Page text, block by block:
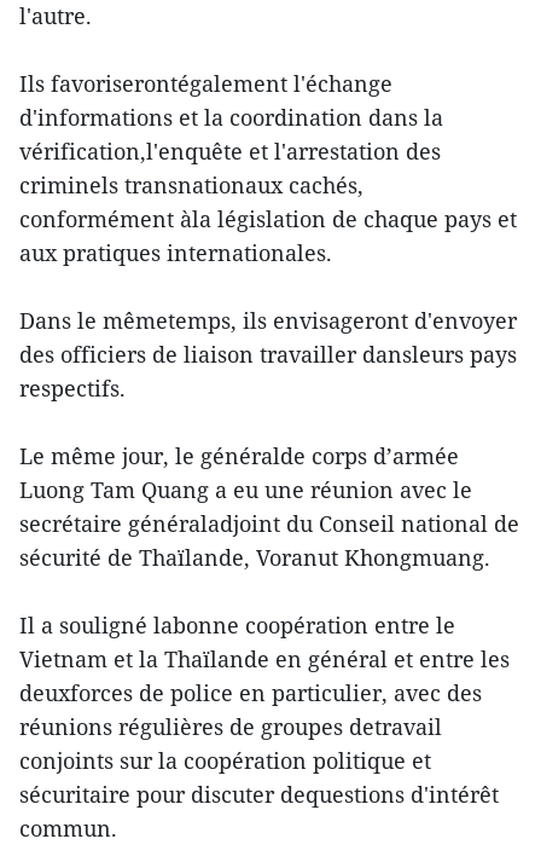
l'autre.
Ils favoriserontégalement l'échange
d'informations et la coordination dans la
vérification,l'enquête et l'arrestation des
criminels transnationaux cachés,
conformément àla législation de chaque pays et
aux pratiques internationales.
Dans le mêmetemps, ils envisageront d'envoyer
des officiers de liaison travailler dansleurs pays
respectifs.
Le même jour, le généralde corps d’armée
Luong Tam Quang a eu une réunion avec le
secrétaire généraladjoint du Conseil national de
sécurité de Thaïlande, Voranut Khongmuang.
Il a souligné labonne coopération entre le
Vietnam et la Thaïlande en général et entre les
deuxforces de police en particulier, avec des
réunions régulières de groupes detravail
conjoints sur la coopération politique et
sécuritaire pour discuter dequestions d'intérêt
commun.